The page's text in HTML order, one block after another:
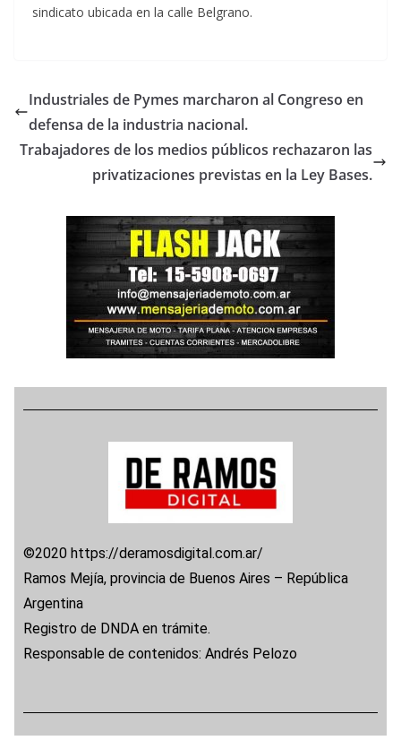
sindicato ubicada en la calle Belgrano.
Industriales de Pymes marcharon al Congreso en
defensa de la industria nacional.
Trabajadores de los medios públicos rechazaron las
privatizaciones previstas en la Ley Bases.
©2020 https://deramosdigital.com.ar/
Ramos Mejía, provincia de Buenos Aires – República
Argentina
Registro de DNDA en trámite.
Responsable de contenidos: Andrés Pelozo